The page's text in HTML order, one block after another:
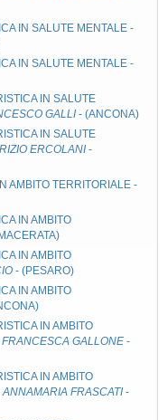
IN SALUTE MENTALE -
IN SALUTE MENTALE -
IN SALUTE
GALLI - (ANCONA)
IN SALUTE
ERCOLANI -
AMBITO TERRITORIALE -
IN AMBITO
IN AMBITO
- (PESARO)
IN AMBITO
IN AMBITO
FRANCESCA GALLONE -
IN AMBITO
ANNAMARIA FRASCATI -